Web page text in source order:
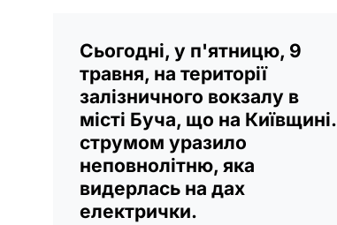
Сьогодні, у п'ятницю, 9
травня, на території
залізничного вокзалу в
місті Буча, що на Київщині.
струмом уразило
неповнолітню, яка
видерлась на дах
електрички.